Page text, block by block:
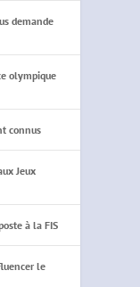
demande
olympique
connus
Jeux
à la FIS
le